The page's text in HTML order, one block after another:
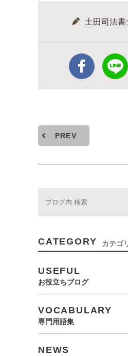
土田司法
PREV
CATEGORY カテゴ
USEFUL
お役立ちブログ
VOCABULARY
専門用語集
NEWS